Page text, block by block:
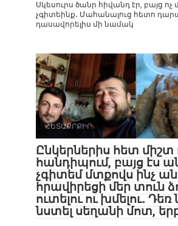
Սկեսուրս ծանր հիվանդ էր, բայց ոչ
չգիտեինք․ Մահանալուց հետո
դասավորելիս մի նամակ
ՀԵՏԱՔՐՔԻՐ
Ընկերներիս հետ միշտ
հանդիպում, բայց էս
չգիտեմ մտքովս ինչ
հրավիրեցի մեր տուն
ուտելու ու խմելու․ Դեռ
նստել սեղանի մոտ, երբ